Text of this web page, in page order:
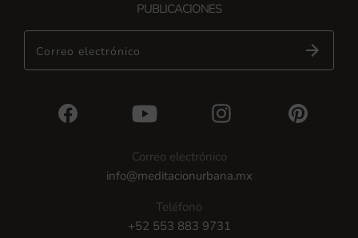
PUBLICACIONES
Correo electrónico
Correo electrónico
info@meditacionurbana.mx
Teléfono
+52 553 883 9731